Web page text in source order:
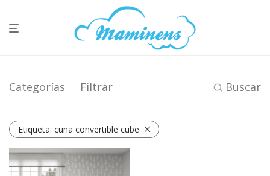
Categorías Filtrar Buscar
Etiqueta: cuna convertible cube